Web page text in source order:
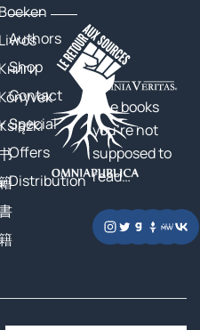
Boeken
Livros
Книги
Könyvek
Authors
Shop
Contact
Special
Offers
Distribution
The books
you’re not
supposed to
read…